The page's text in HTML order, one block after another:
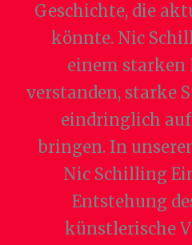
Geschichte, die
könnte. Nic
einem starken
verstanden, starke
eindringlich auf
bringen. In
Nic Schilling
Entstehung
künstlerische